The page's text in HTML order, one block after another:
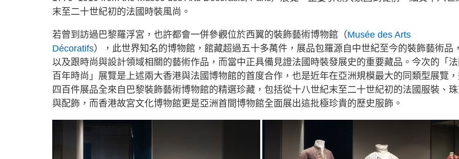
末至二十世紀初的法國時裝風尚。
若曾到訪過巴黎羅浮宮，也許都會一併參觀位於西翼的裝飾藝術博物館（Musée des Arts
Décoratifs），此世界知名的博物館，館藏超過五十多萬件，展品包羅源自中世紀至今的裝飾藝術品
以及跟時尚與設計領域相關的藝術作品，而當中正具備見證法國時裝發展史的重要藏品。今次的「
百年時尚」展覽是上述兩大香港與法國博物館的首度合作，也是近年在亞洲規模最大的同類型展覽
四百件展品全來自巴黎裝飾藝術博物館的精選珍藏，包括從十八世紀末至二十世紀初的法國服裝、
與配飾，而香港故宮文化博物館更是亞洲首間博物館全面展出這批極珍貴的歷史服飾。